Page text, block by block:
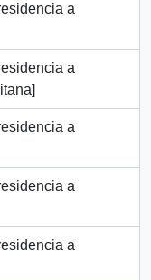
a
a
a
a
a